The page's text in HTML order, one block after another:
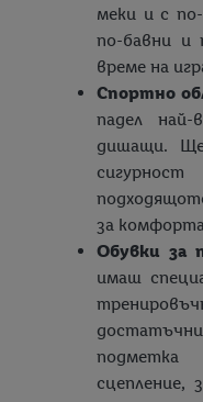
меки и с по-
по-бавни и
време на
Спортно
падел
дишащи.
за
Обувки за
имаш
сцепление,